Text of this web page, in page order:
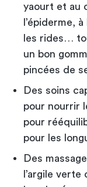
yaourt et au
l’épiderme,
les rides…
un bon
pincées de
Des soins
pour nourrir
pour
pour les
Des
l’argile